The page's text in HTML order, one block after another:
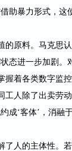
助暴力形式，这
原料。马克思
态进一步加剧
着各类数字监
人除了出卖劳
成‘客体’，消
人的主体性。